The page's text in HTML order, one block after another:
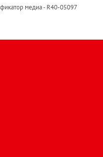
медиа - R40-05097